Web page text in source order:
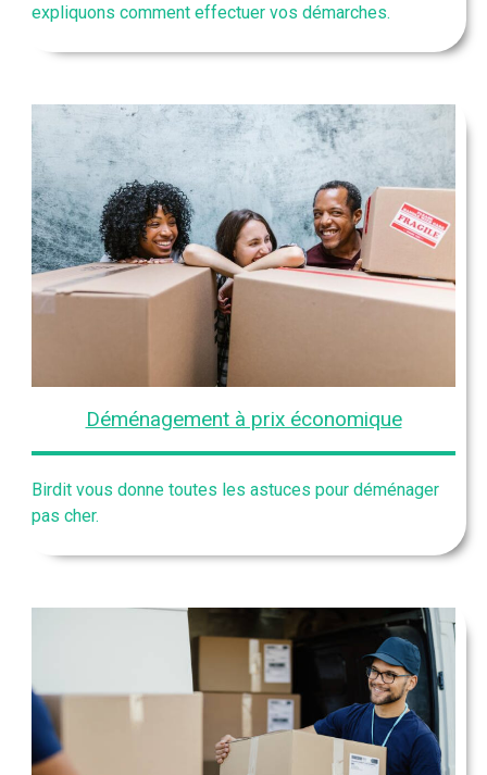
expliquons comment effectuer vos démarches.
Déménagement à prix économique
Birdit vous donne toutes les astuces pour déménager
pas cher.